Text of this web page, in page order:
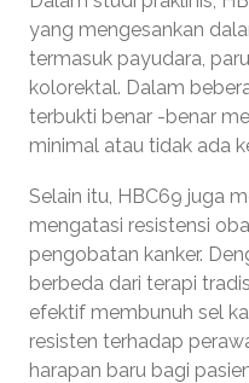
yang mengesankan
termasuk payudara,
kolorektal. Dalam
terbukti benar -benar
minimal atau tidak ada
Selain itu, HBC69 juga
mengatasi resistensi
pengobatan kanker.
berbeda dari terapi
efektif membunuh sel
resisten terhadap
harapan baru bagi